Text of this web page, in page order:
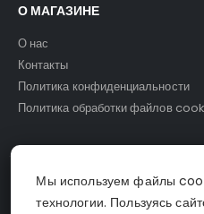
О МАГАЗИНЕ
О нас
Контакты
Политика конфиденциальности
Политика обработки файлов
© Светомузыка. 2025.
Мы используем файлы
технологии. Пользуясь